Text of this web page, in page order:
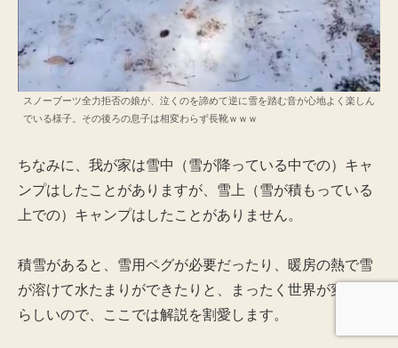
スノーブーツ全力拒否の娘が、泣くのを諦めて逆に雪を踏む音が心地よく楽しん
でいる様子。その後ろの息子は相変わらず長靴ｗｗｗ
ちなみに、我が家は雪中（雪が降っている中での）キャ
ンプはしたことがありますが、雪上（雪が積もっている
上での）キャンプはしたことがありません。
積雪があると、雪用ペグが必要だったり、暖房の熱で雪
が溶けて水たまりができたりと、まったく世界が変わる
らしいので、ここでは解説を割愛します。